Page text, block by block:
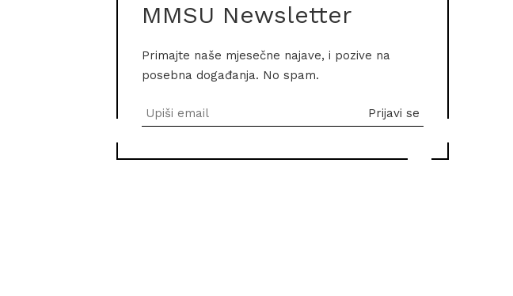
MMSU Newsletter
Primajte naše mjesečne najave, i pozive na
posebna događanja. No spam.